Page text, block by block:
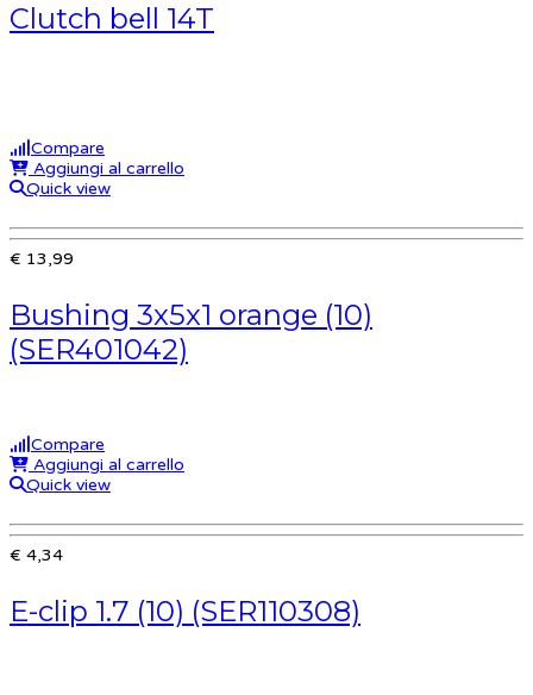
Clutch bell 14T
Compare
Aggiungi al carrello
Quick view
€ 13,99
Bushing 3x5x1 orange (10)
(SER401042)
Compare
Aggiungi al carrello
Quick view
€ 4,34
E-clip 1.7 (10) (SER110308)